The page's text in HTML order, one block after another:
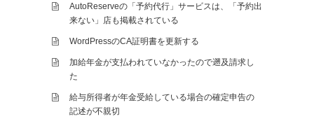
AutoReserveの「予約代行」サービスは、「予約出
来ない」店も掲載されている
WordPressのCA証明書を更新する
加給年金が支払われていなかったので遡及請求し
た
給与所得者が年金受給している場合の確定申告の
記述が不親切